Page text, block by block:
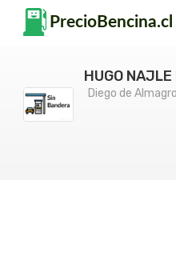
HUGO NAJLE
Diego de